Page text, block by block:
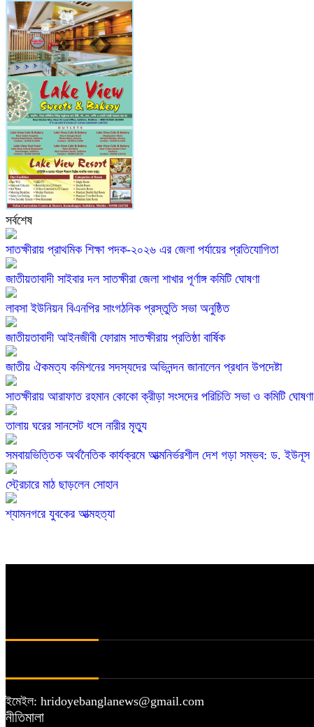
সর্বশেষ
সাতক্ষীরায় প্রাথমিক শিক্ষা পদক-২০২৬ এর জেলা পর্যায়ের প্রতিযোগিতা
জাতীয়তাবাদী সাইবার দল সাতক্ষীরা জেলা শাখার পূর্ণাঙ্গ কমিটি ঘোষণা
লাবসা ইউনিয়ন বিএনপির সাংগঠনিক প্রস্তুতি সভা অনুষ্ঠিত
জাতীয়তাবাদী আইনজীবী ফোরাম সাতক্ষীরায় প্রতিষ্ঠা বার্ষিক
জাতীয় ঐকমত্য কমিশনের সদস্যদের অভিনন্দন জানালেন প্রধান উপদেষ্টা
সাতক্ষীরায় আরাফাত রহমান কোকো ক্রীড়া সংসদের পরিচিতি সভা ও কমিটি ঘোষণা
তালায় ঘরের সানসেট ধসে নারীর মৃত্যু
সমবায়ভিত্তিক অর্থনৈতিক কার্যক্রমে আত্মনির্ভরশীল দেশ গড়া সম্ভব: ড. ইউনূস
স্ট্রেচারে মাঠ ছাড়লেন সোহান
শ্যামনগরে যুবকের আত্মহত্যা
ইমেইল: hridoyebanglanews@gmail.com
নীতিমালা